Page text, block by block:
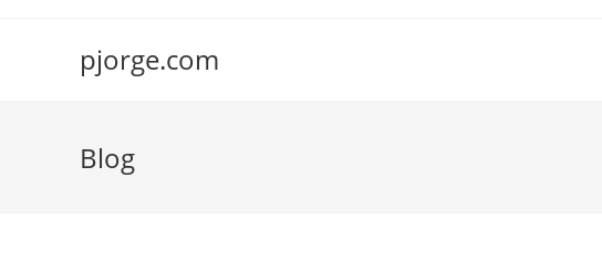
pjorge.com
Blog